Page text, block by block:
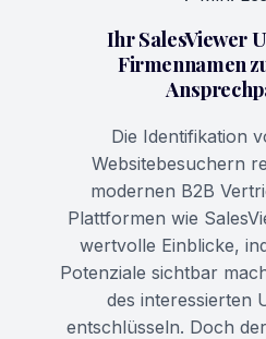
Ihr SalesViewer
Firmennamen
Die Identifikation
Websitebesuchern
modernen B2B
Plattformen wie
wertvolle Einblicke,
Potenziale sichtbar
des interessierten
entschlüsseln. Doch